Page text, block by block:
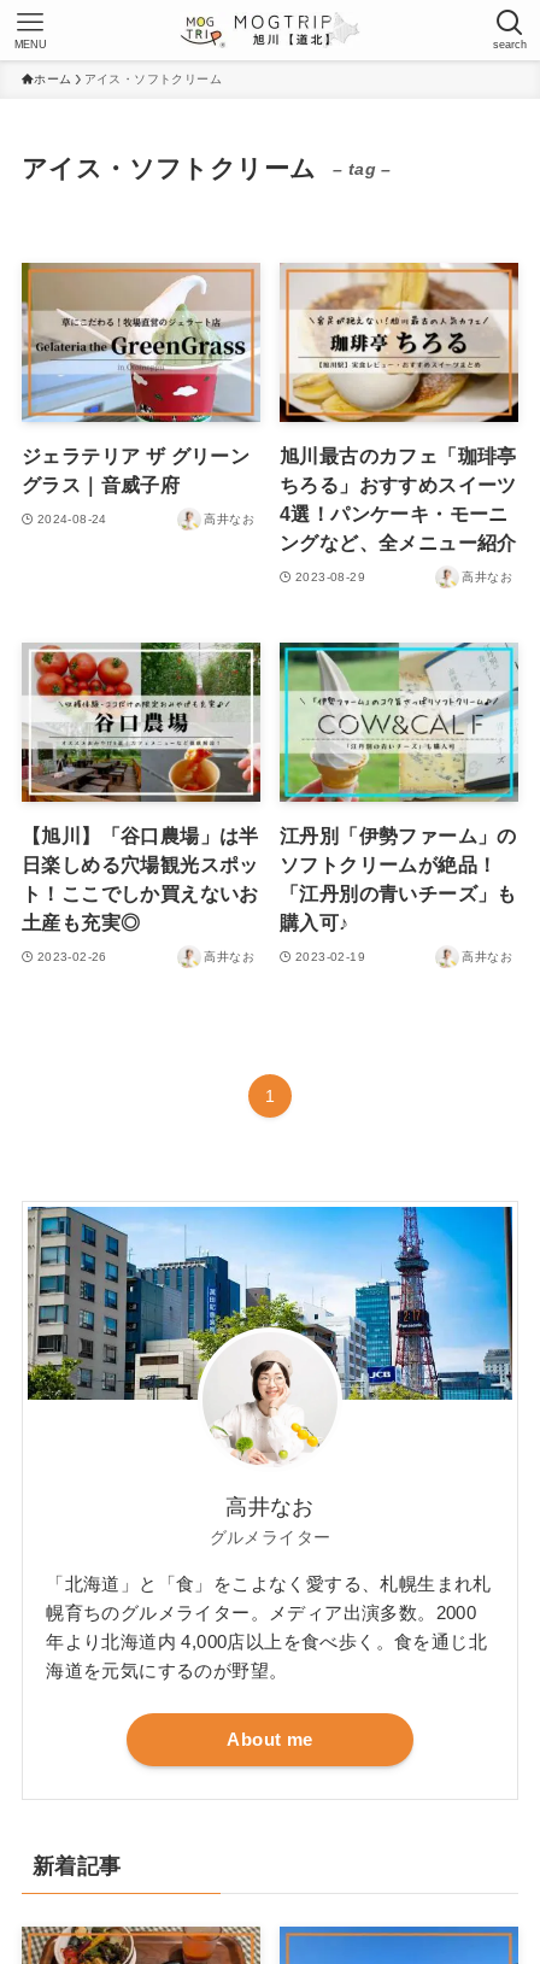
search
MENU
ホーム アイス・ソフトクリーム
アイス・ソフトクリーム – tag –
ジェラテリア ザ グリーン
グラス｜音威子府
2024-08-24 高井なお
旭川最古のカフェ「珈琲亭
ちろる」おすすめスイーツ
4選！パンケーキ・モーニ
ングなど、全メニュー紹介
2023-08-29 高井なお
【旭川】「谷口農場」は半
日楽しめる穴場観光スポッ
ト！ここでしか買えないお
土産も充実◎
2023-02-26 高井なお
江丹別「伊勢ファーム」の
ソフトクリームが絶品！
「江丹別の青いチーズ」も
購入可♪
2023-02-19 高井なお
1
高井なお
グルメライター
「北海道」と「食」をこよなく愛する、札幌生まれ札
幌育ちのグルメライター。メディア出演多数。2000
年より北海道内 4,000店以上を食べ歩く。食を通じ北
海道を元気にするのが野望。
About me
新着記事